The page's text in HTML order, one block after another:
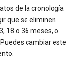
de la cronología
que se eliminen
18 o 36 meses, o
cambiar este